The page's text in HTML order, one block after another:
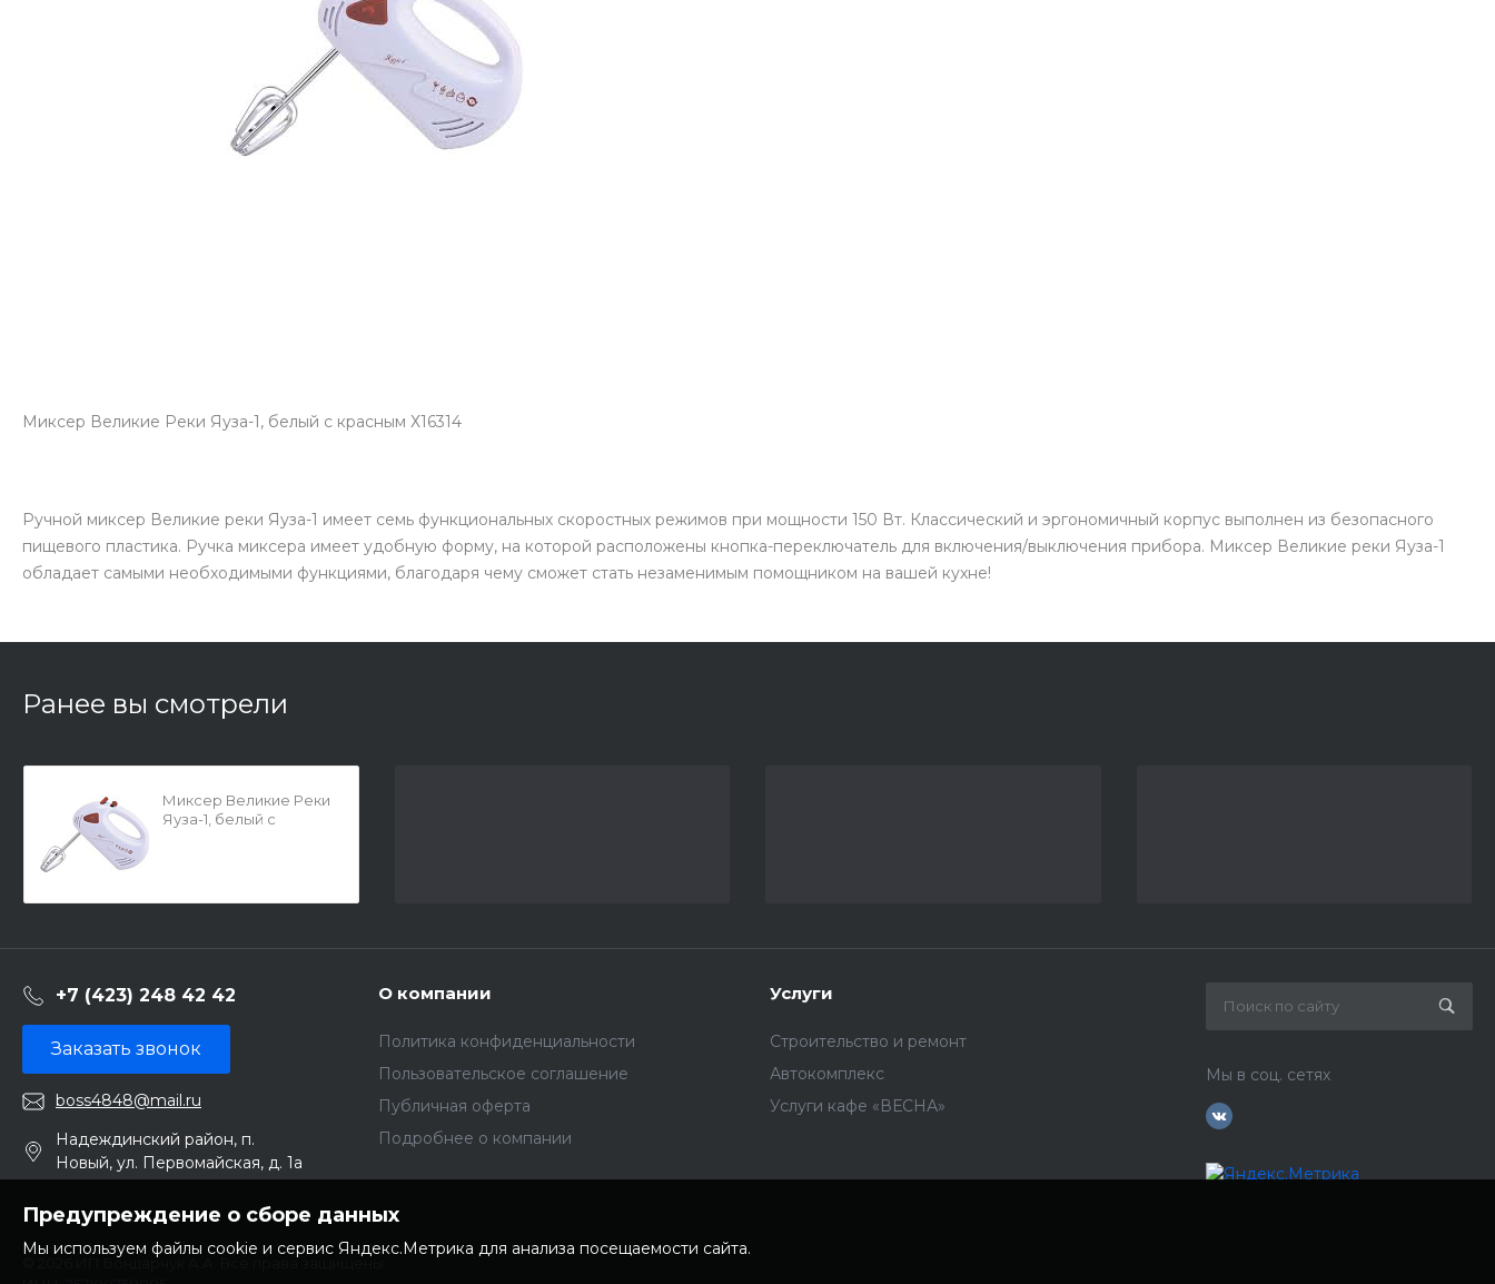
Миксер Великие Реки Яуза-1, белый с красным Х16314
Ручной миксер Великие реки Яуза-1 имеет семь функциональных скоростных режимов при мощности 150 Вт. Классический и эргономичный корпус выполнен из безопасного
пищевого пластика. Ручка миксера имеет удобную форму, на которой расположены кнопка-переключатель для включения/выключения прибора. Миксер Великие реки Яуза-1
обладает самыми необходимыми функциями, благодаря чему сможет стать незаменимым помощником на вашей кухне!
Ранее вы смотрели
Миксер Великие Реки
Яуза-1, белый с
+7 (423) 248 42 42
Заказать звонок
boss4848@mail.ru
Надеждинский район, п.
Новый, ул. Первомайская, д. 1а
О компании
Политика конфиденциальности
Пользовательское соглашение
Публичная оферта
Подробнее о компании
Услуги
Строительство и ремонт
Автокомплекс
Услуги кафе «ВЕСНА»
Мы в соц. сетях
© 2026 ИП Бондарчук А.А. Все права защищены.
Предупреждение о сборе данных
Мы используем файлы cookie и сервис Яндекс.Метрика для анализа посещаемости сайта.